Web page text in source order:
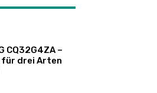
CQ32G4ZA –
für drei Arten